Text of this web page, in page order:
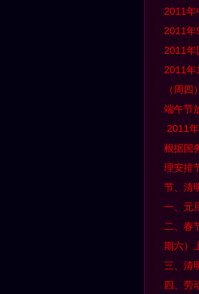
2011年
2011年
2011年
2011年
（周
端午节
2011
根据国
理安排
节、清
一、元
二、春
期六）
三、清
四、劳